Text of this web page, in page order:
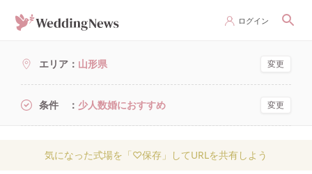
ログイン
エリア 山形県 変更
条件 少人数婚におすすめ 変更
気になった式場を「♡保存」してURLを共有しよう